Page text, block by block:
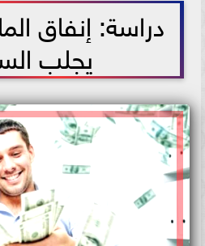
دراسة: إنفاق
يجلب